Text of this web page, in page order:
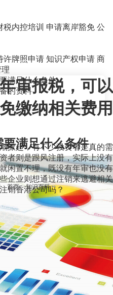
税内控培训 申请离岸豁免 公
许牌照申请 知识产权申请 商
首页>知识百科>
审报税，可以
缴纳相关费用
掀起，有不少投资者是真的需
者则是跟风注册，实际上没有
闲置不理，既没有年审也没有
企业则想通过注销来逃避相关
销香港公司吗？
满足什么条件
的资料
满足什么条件